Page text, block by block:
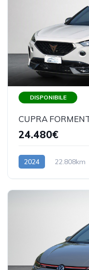
DISPONIBILE
24.480€
2024 22.808km